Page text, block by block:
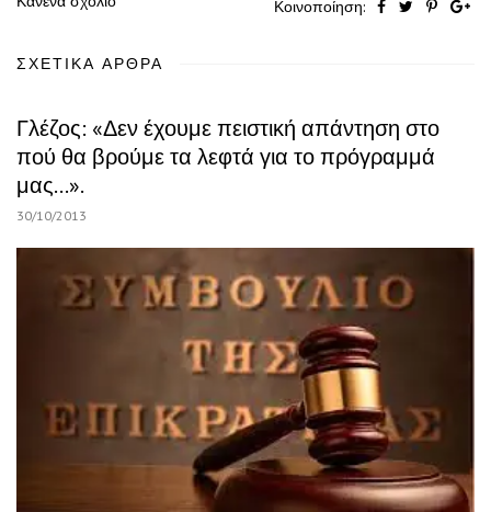
Κοινοποίηση:
ΣΧΕΤΙΚΆ ΆΡΘΡΑ
Γλέζος: «Δεν έχουμε πειστική απάντηση στο
πού θα βρούμε τα λεφτά για το πρόγραμμά
μας…».
30/10/2013